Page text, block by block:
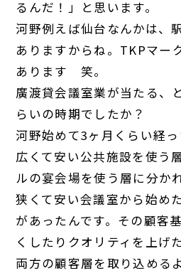
るんだ！」と思います。
河野例えば仙台なんかは、
ありますからね。TKPマー
あります 笑。
廣渡貸会議室業が当たる、
らいの時期でしたか？
河野始めて3ヶ月くらい経
広くて安い公共施設を使う
ルの宴会場を使う層に分か
狭くて安い会議室から始め
があったんです。その顧客
くしたりクオリティを上げ
両方の顧客層を取り込める